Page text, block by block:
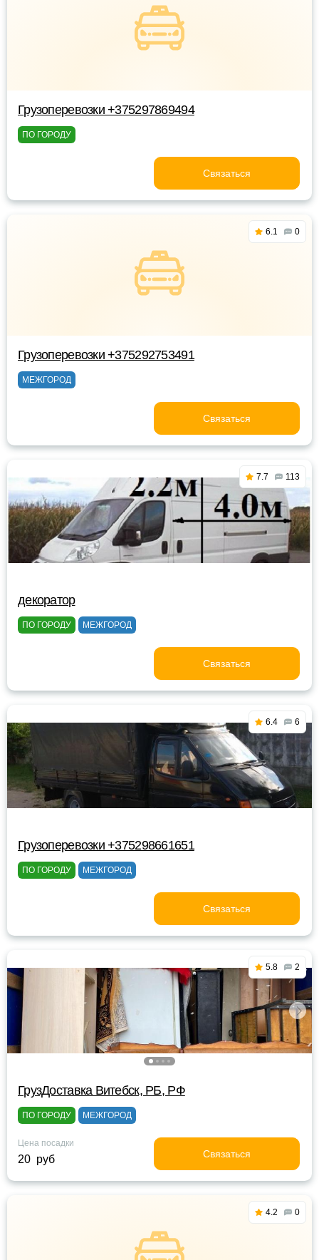
Грузоперевозки +375297869494
ПО ГОРОДУ
Связаться
6.1 0
Грузоперевозки +375292753491
МЕЖГОРОД
Связаться
7.7 113
декоратор
ПО ГОРОДУ МЕЖГОРОД
Связаться
6.4 6
Грузоперевозки +375298661651
ПО ГОРОДУ МЕЖГОРОД
Связаться
5.8 2
ГрузДоставка Витебск, РБ, РФ
ПО ГОРОДУ МЕЖГОРОД
Цена посадки
20 руб Связаться
4.2 0